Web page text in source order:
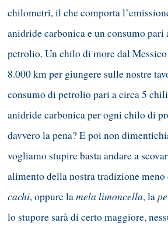
chilometri, il che comporta
anidride carbonica e un consumo
petrolio. Un chilo di more dal
8.000 km per giungere sulle nostre
consumo di petrolio pari a circa 5
anidride carbonica per ogni chilo di
davvero la pena? E poi non
vogliamo stupire basta andare a
alimento della nostra tradizione
cachi, oppure lamela limoncella, la
lo stupore sarà di certo maggiore,